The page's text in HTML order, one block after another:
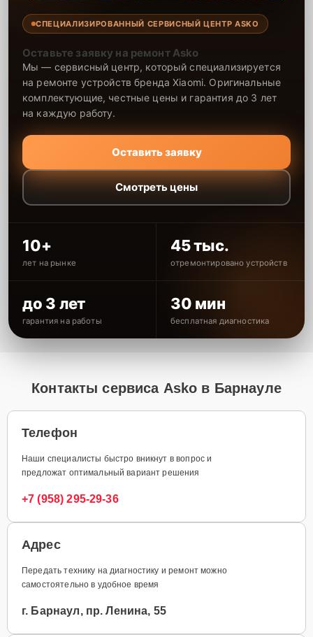
СПЕЦИАЛИЗИРОВАННЫЙ СЕРВИСНЫЙ ЦЕНТР ASKO
Оставьте заявку на ремонт Asko
Мы — сервисный центр, который специализируется
на ремонте устройств бренда Xiaomi. Оригинальные
комплектующие, честные цены и гарантия до 3 лет
на каждую работу.
Оставить заявку
Смотреть цены
10+
лет на рынке
45 тыс.
отремонтировано устройств
до 3 лет
гарантия на работы
30 мин
бесплатная диагностика
Контакты сервиса Asko в Барнауле
Телефон
Наши специалисты быстро вникнут в вопрос и
предложат оптимальный вариант решения
+7 (958) 295-29-36
Адрес
Передать технику на диагностику и ремонт можно
самостоятельно в удобное время
г. Барнаул, пр. Ленина, 55